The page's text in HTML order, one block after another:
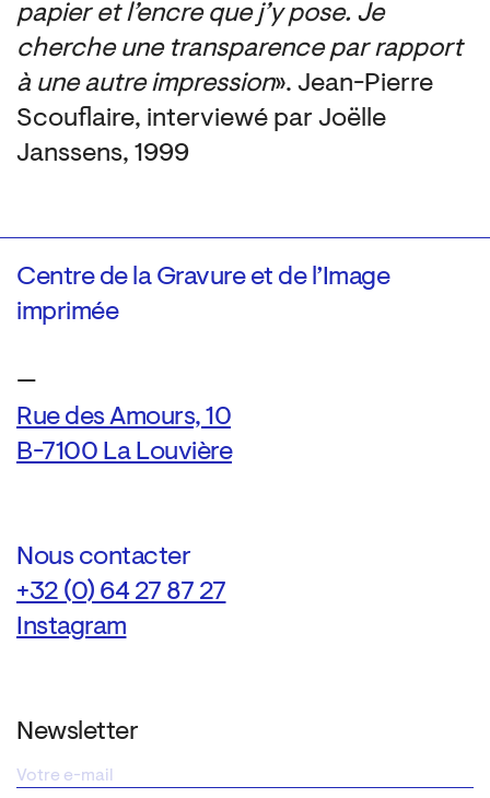
papier et l’encre que j’y pose. Je
cherche une transparence par rapport
à une autre impression». Jean-Pierre
Scouflaire, interviewé par Joëlle
Janssens, 1999
Centre de la Gravure et de l’Image
imprimée
—
Rue des Amours, 10
B-7100 La Louvière
Nous contacter
+32 (0) 64 27 87 27
Instagram
Newsletter